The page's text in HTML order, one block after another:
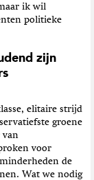
ik wil
politieke
zijn
elitaire strijd
groene
van
voor
de
Wat we nodig